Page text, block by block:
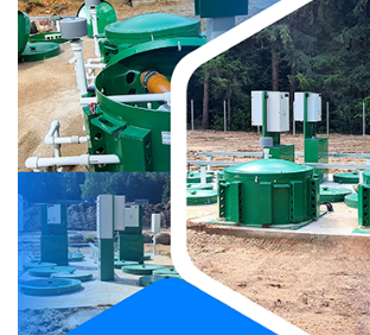
Смотреть проект